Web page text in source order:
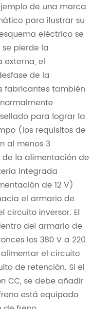
de una marca
para ilustrar su
eléctrico se
pierde la
el
de la
fabricantes también
para lograr la
(los requisitos de
al menos 3
la alimentación de
integrada
de 12 V)
el armario de
circuito inversor. El
del armario de
los 380 V a 220
el circuito
de retención. Si el
CC, se debe añadir
está equipado